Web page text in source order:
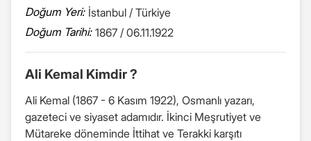
Doğum Yeri: İstanbul / Türkiye
Doğum Tarihi: 1867 / 06.11.1922
Ali Kemal Kimdir ?
Ali Kemal (1867 - 6 Kasım 1922), Osmanlı yazarı,
gazeteci ve siyaset adamıdır. İkinci Meşrutiyet ve
Mütareke döneminde İttihat ve Terakki karşıtı